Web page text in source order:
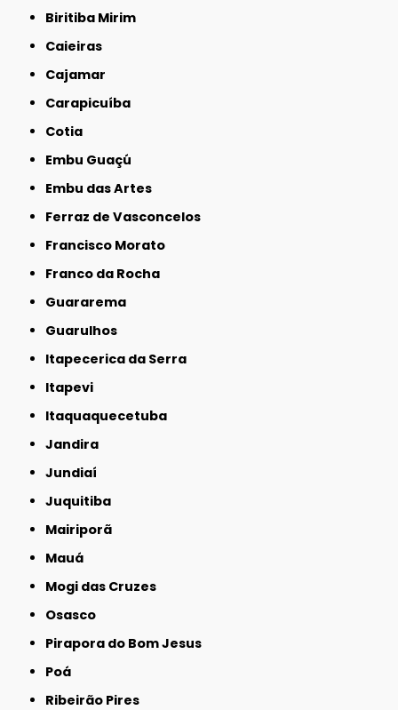
Biritiba Mirim
Caieiras
Cajamar
Carapicuíba
Cotia
Embu Guaçú
Embu das Artes
Ferraz de Vasconcelos
Francisco Morato
Franco da Rocha
Guararema
Guarulhos
Itapecerica da Serra
Itapevi
Itaquaquecetuba
Jandira
Jundiaí
Juquitiba
Mairiporã
Mauá
Mogi das Cruzes
Osasco
Pirapora do Bom Jesus
Poá
Ribeirão Pires